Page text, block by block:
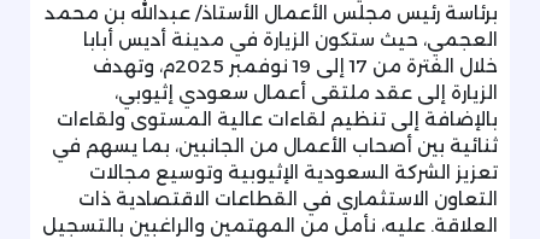
برئاسة رئيس مجلس الأعمال الأستاذ/ عبدالله بن محمد
العجمي، حيث ستكون الزيارة في مدينة أديس أبابا
خلال الفترة من 17 إلى 19 نوفمبر 2025م، وتهدف
الزيارة إلى عقد ملتقى أعمال سعودي إثيوبي،
بالإضافة إلى تنظيم لقاءات عالية المستوى ولقاءات
ثنائية بين أصحاب الأعمال من الجانبين، بما يسهم في
تعزيز الشركة السعودية الإثيوبية وتوسيع مجالات
التعاون الاستثماري في القطاعات الاقتصادية ذات
العلاقة. عليه، نأمل من المهتمين والراغبين بالتسجيل